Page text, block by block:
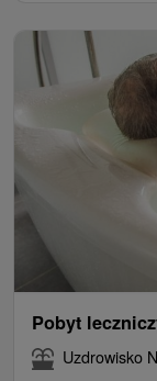
Pobyt
Uzdrowisko